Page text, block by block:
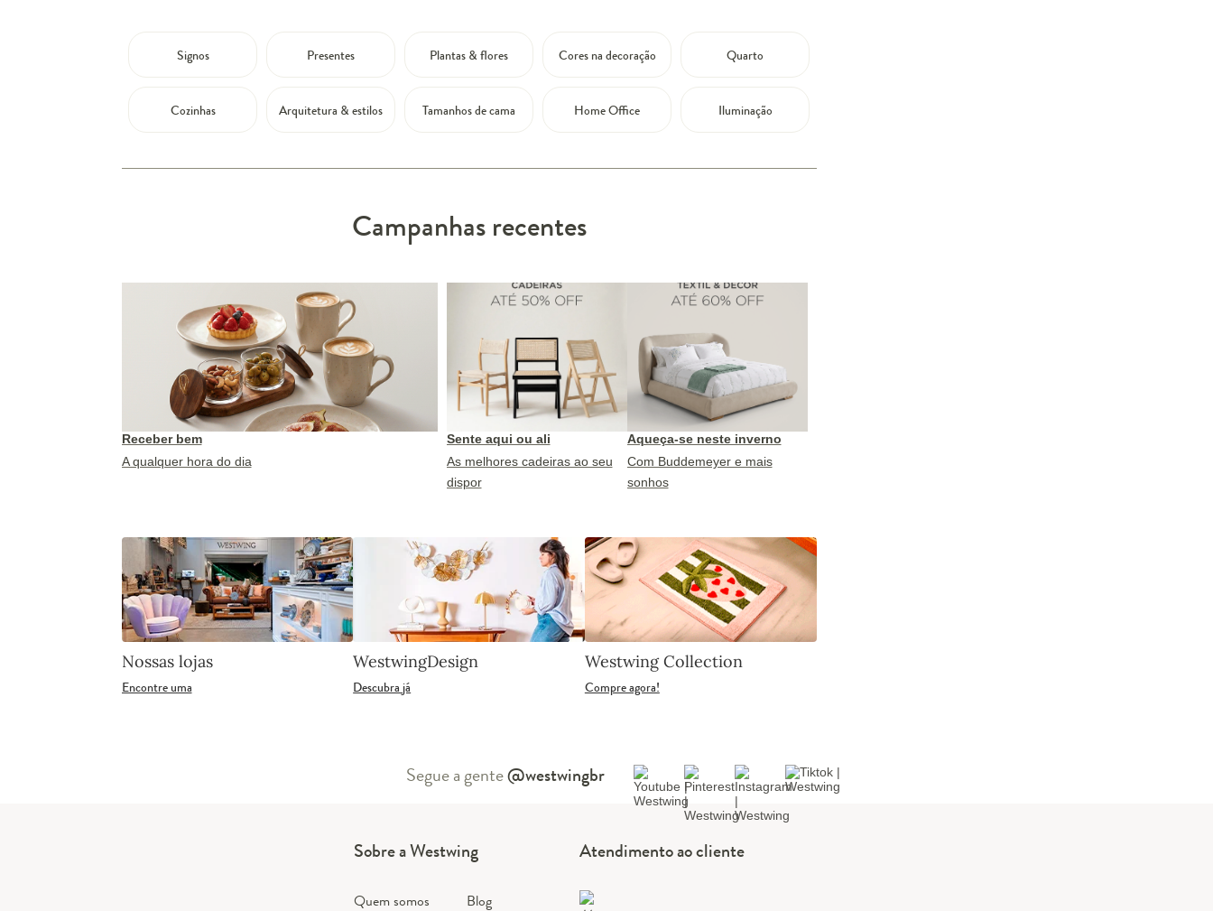
Signos Presentes Plantas & flores Cores na decoração Quarto
Cozinhas Arquitetura & estilos Tamanhos de cama Home Office Iluminação
Campanhas recentes
Receber bem
A qualquer hora do dia
Sente aqui ou ali
As melhores cadeiras ao seu
dispor
Aqueça-se neste inverno
Com Buddemeyer e mais
sonhos
Nossas lojas
Encontre uma
WestwingDesign
Descubra já
Westwing Collection
Compre agora!
Segue a gente@westwingbr
Sobre a Westwing
Quem somos Blog
Atendimento ao cliente